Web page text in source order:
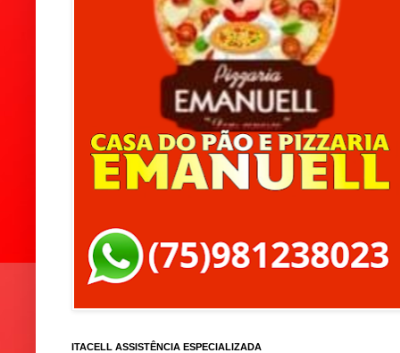
ITACELL ASSISTÊNCIA ESPECIALIZADA